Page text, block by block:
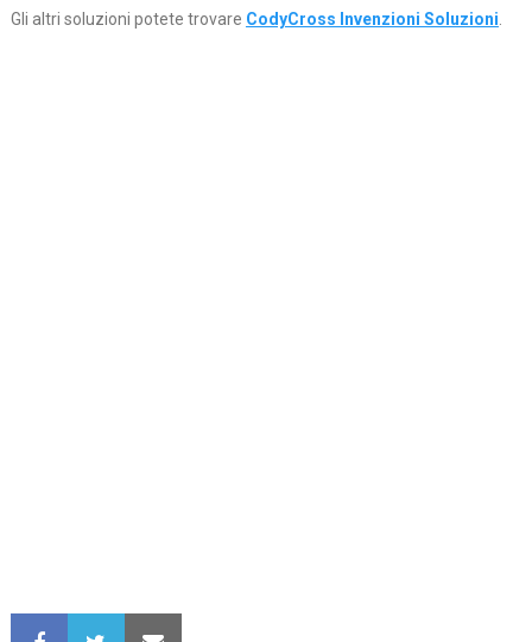
Gli altri soluzioni potete trovare CodyCross Invenzioni Soluzioni.